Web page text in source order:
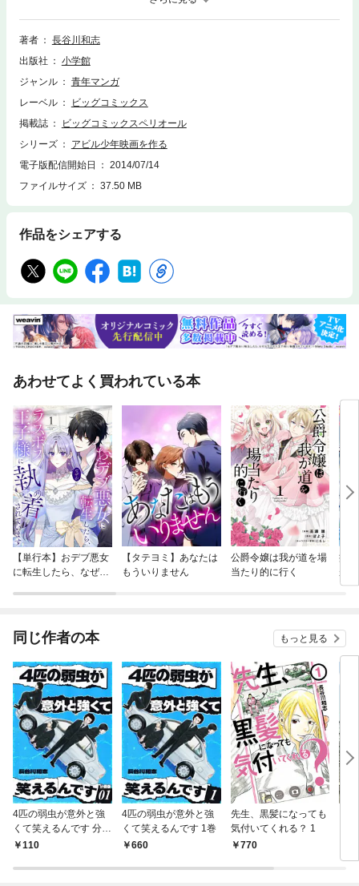
リハーサルは、驚くべきものになった！！
著者
長谷川和志
出版社
小学館
ジャンル
青年マンガ
レーベル
ビッグコミックス
掲載誌
ビッグコミックスペリオール
シリーズ
アビル少年映画を作る
電子版配信開始日
2014/07/14
ファイルサイズ
37.50 MB
作品をシェアする
あわせてよく買われている本
【単行本】おデブ悪女
に転生したら、なぜか
【タテヨミ】あなたは
もういりません
公爵令嬢は我が道を場
当たり的に行く
病
が
ぎ
同じ作者の本 もっと見る
4匹の弱虫が意外と強
くて笑えるんです 分冊
版1110
4匹の弱虫が意外と強
くて笑えるんです 1巻
660
先生、黒髪になっても
気付いてくれる？ 1
770